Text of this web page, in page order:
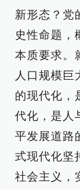
新形态？党
史性命题，
本质要求。
人口规模巨
的现代化，
代化，是人
平发展道路
式现代化坚
社会主义，